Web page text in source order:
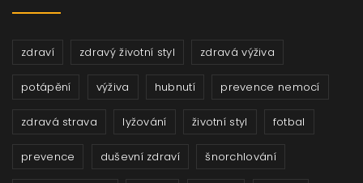
zdraví zdravý životní styl zdravá výživa
potápění výživa hubnutí prevence nemocí
zdravá strava lyžování životní styl fotbal
prevence duševní zdraví šnorchlování